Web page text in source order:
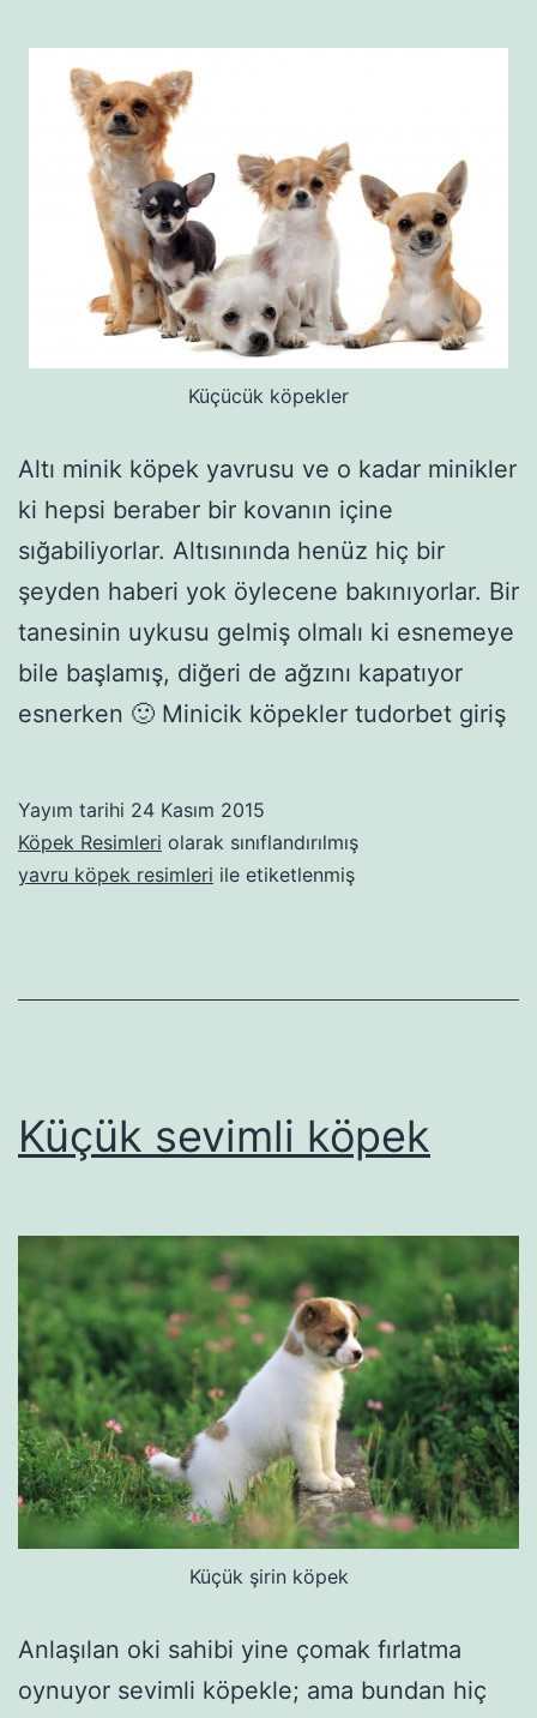
Küçücük köpekler
Altı minik köpek yavrusu ve o kadar minikler
ki hepsi beraber bir kovanın içine
sığabiliyorlar. Altısınında henüz hiç bir
şeyden haberi yok öylecene bakınıyorlar. Bir
tanesinin uykusu gelmiş olmalı ki esnemeye
bile başlamış, diğeri de ağzını kapatıyor
esnerken 🙂 Minicik köpekler tudorbet giriş
Yayım tarihi 24 Kasım 2015
Köpek Resimleri olarak sınıflandırılmış
yavru köpek resimleri ile etiketlenmiş
Küçük sevimli köpek
Küçük şirin köpek
Anlaşılan oki sahibi yine çomak fırlatma
oynuyor sevimli köpekle; ama bundan hiç